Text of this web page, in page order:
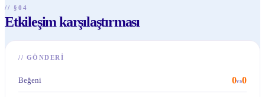
// §04
Etkileşim karşılaştırması
// GÖNDERI
Beğeni 0vs0